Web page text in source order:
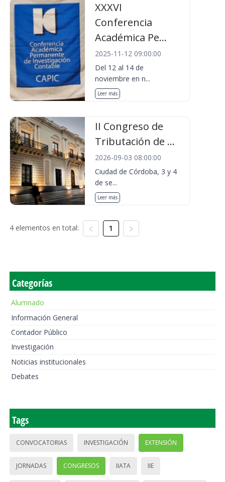
XXXVI
Conferencia
Académica Pe...
2025-11-12 09:00:00
Del 12 al 14 de
noviembre en n...
Leer más
II Congreso de
Tributación de ...
2026-09-03 08:00:00
Ciudad de Córdoba, 3 y 4
de se...
Leer más
4 elementos en total: 1
Categorías
Alumnado
Información General
Contador Público
Investigación
Noticias institucionales
Debates
Tags
CONVOCATORIAS INVESTIGACIÓN EXTENSIÓN
JORNADAS CONGRESOS IIATA IIE